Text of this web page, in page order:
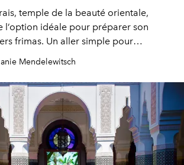
temple de la beauté orientale,
l’option idéale pour préparer son
frimas. Un aller simple pour
centre de Paris.
Mendelewitsch